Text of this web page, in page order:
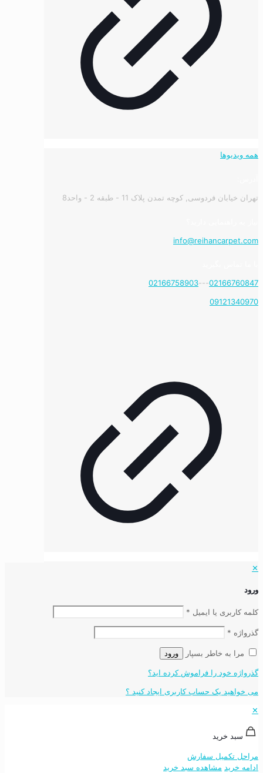
همه ویدیوها
تهران خیابان فردوسی, کوچه تمدن پلاک 11 - طبقه 2 - واحد8
info@reihancarpet.com
02166760847
---
02166758903
09121340970
✕
ورود
کلمه کاربری یا ایمیل *
گذرواژه *
مرا به خاطر بسپار ورود
گذرواژه خود را فراموش کرده اید؟
می خواهید یک حساب کاربری ایجاد کنید ؟
✕
سبد خرید
مراحل تکمیل سفارش
ادامه خرید مشاهده سبد خرید